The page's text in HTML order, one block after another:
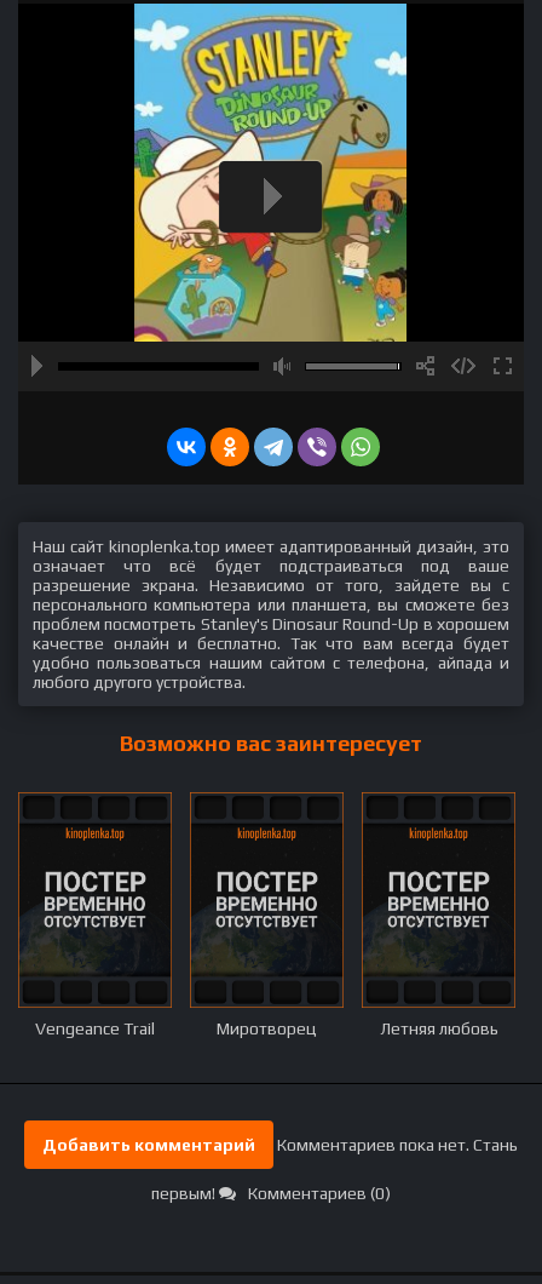
Наш сайт kinoplenka.top имеет адаптированный дизайн, это
означает что всё будет подстраиваться под ваше
разрешение экрана. Независимо от того, зайдете вы с
персонального компьютера или планшета, вы сможете без
проблем посмотреть Stanley's Dinosaur Round-Up в хорошем
качестве онлайн и бесплатно. Так что вам всегда будет
удобно пользоваться нашим сайтом с телефона, айпада и
любого другого устройства.
Возможно вас заинтересует
Vengeance Trail Миротворец Летняя любовь
Добавить комментарий Комментариев пока нет. Стань
первым! Комментариев (0)